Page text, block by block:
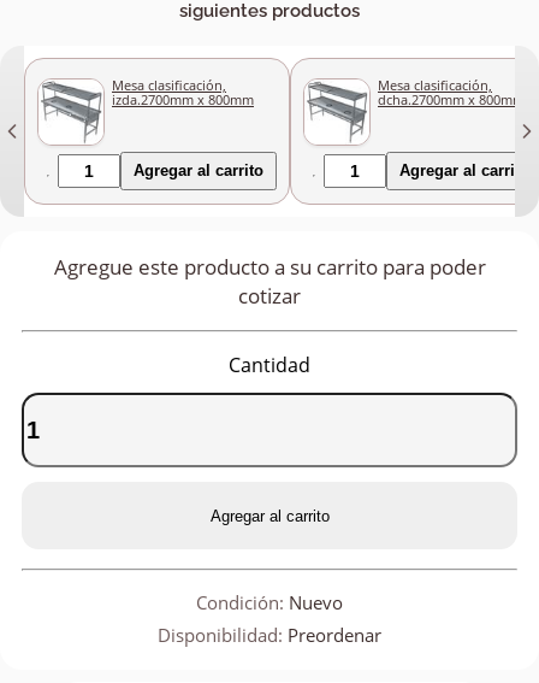
siguientes productos
Mesa clasificación,
izda.2700mm x 800mm
Agregar al carrito
Mesa clasificación,
dcha.2700mm x 800mm
Agregar al carrito
Agregue este producto a su carrito para poder
cotizar
Cantidad
Agregar al carrito
Condición: Nuevo
Disponibilidad: Preordenar